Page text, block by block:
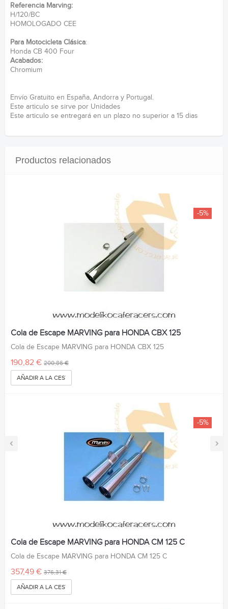
Referencia Marving:
H/120/BC
HOMOLOGADO CEE
Para Motocicleta Clásica:
Honda CB 400 Four
Acabados:
Chromium
Envío Gratuito en España, Andorra y Portugal.
Este articulo se sirve por Unidades
Este articulo se entregará en un plazo no superior a 15 dias
Productos relacionados
‹ ›
-5%
Cola de Escape MARVING para HONDA CBX 125
Cola de Escape MARVING para HONDA CBX 125
190,82 € 200,86 €
AÑADIR A LA CESTA
-5%
Cola de Escape MARVING para HONDA CM 125 C
Cola de Escape MARVING para HONDA CM 125 C
357,49 € 376,31 €
AÑADIR A LA CESTA